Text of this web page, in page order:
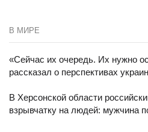
В МИРЕ
«Сейчас их очередь. Их нужно
рассказал о перспективах
В Херсонской области
взрывчатку на людей: мужчина